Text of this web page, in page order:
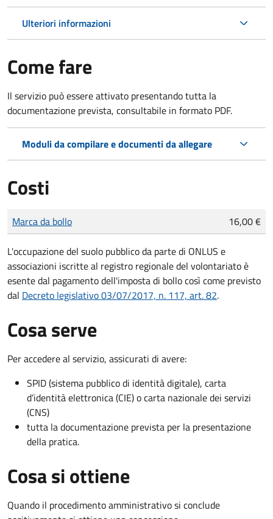
Ulteriori informazioni
Come fare
Il servizio può essere attivato presentando tutta la
documentazione prevista, consultabile in formato PDF.
Moduli da compilare e documenti da allegare
Costi
Tipo di pagamento
Importo
Marca da bollo 16,00 €
L'occupazione del suolo pubblico da parte di ONLUS e
associazioni iscritte al registro regionale del volontariato è
esente dal pagamento dell'imposta di bollo così come previsto
dal Decreto legislativo 03/07/2017, n. 117, art. 82.
Cosa serve
Per accedere al servizio, assicurati di avere:
SPID (sistema pubblico di identità digitale), carta
d’identità elettronica (CIE) o carta nazionale dei servizi
(CNS)
tutta la documentazione prevista per la presentazione
della pratica.
Cosa si ottiene
Quando il procedimento amministrativo si conclude